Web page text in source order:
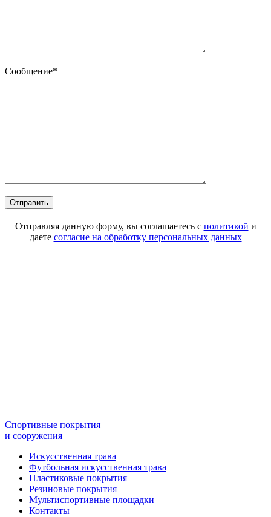
Сообщение*
Отправляя данную форму, вы соглашаетесь с политикой и
даете согласие на обработку персональных данных
Спортивные покрытия
и сооружения
Искусственная трава
Футбольная искусственная трава
Пластиковые покрытия
Резиновые покрытия
Мультиспортивные площадки
Контакты